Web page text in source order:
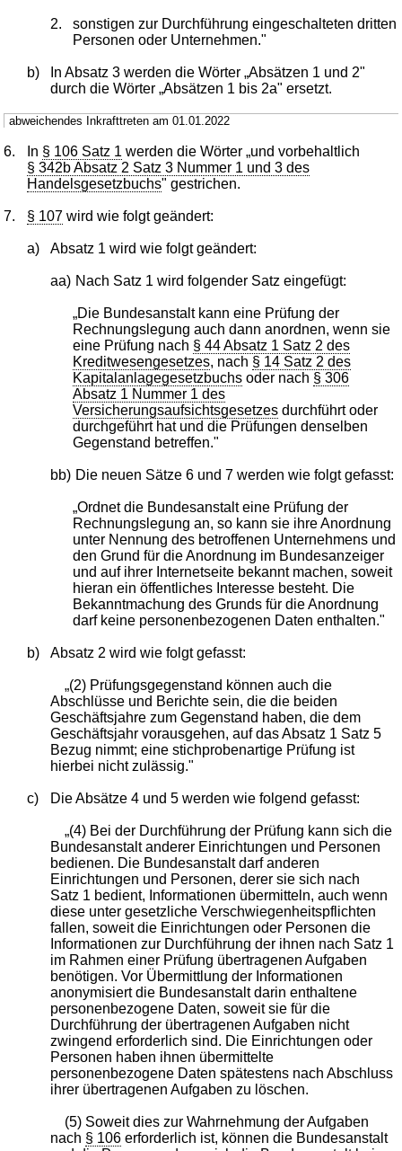
2.
sonstigen zur Durchführung eingeschalteten dritten
Personen oder Unternehmen."
b)
In Absatz 3 werden die Wörter „Absätzen 1 und 2"
durch die Wörter „Absätzen 1 bis 2a" ersetzt.
abweichendes Inkrafttreten am 01.01.2022
6. In § 106 Satz 1 werden die Wörter „und vorbehaltlich
§ 342b Absatz 2 Satz 3 Nummer 1 und 3 des
Handelsgesetzbuchs" gestrichen.
7. § 107 wird wie folgt geändert:
a) Absatz 1 wird wie folgt geändert:
aa) Nach Satz 1 wird folgender Satz eingefügt:
„Die Bundesanstalt kann eine Prüfung der
Rechnungslegung auch dann anordnen, wenn sie
eine Prüfung nach § 44 Absatz 1 Satz 2 des
Kreditwesengesetzes, nach § 14 Satz 2 des
Kapitalanlagegesetzbuchs oder nach § 306
Absatz 1 Nummer 1 des
Versicherungsaufsichtsgesetzes durchführt oder
durchgeführt hat und die Prüfungen denselben
Gegenstand betreffen."
bb) Die neuen Sätze 6 und 7 werden wie folgt gefasst:
„Ordnet die Bundesanstalt eine Prüfung der
Rechnungslegung an, so kann sie ihre Anordnung
unter Nennung des betroffenen Unternehmens und
den Grund für die Anordnung im Bundesanzeiger
und auf ihrer Internetseite bekannt machen, soweit
hieran ein öffentliches Interesse besteht. Die
Bekanntmachung des Grunds für die Anordnung
darf keine personenbezogenen Daten enthalten."
b) Absatz 2 wird wie folgt gefasst:
„(2) Prüfungsgegenstand können auch die
Abschlüsse und Berichte sein, die die beiden
Geschäftsjahre zum Gegenstand haben, die dem
Geschäftsjahr vorausgehen, auf das Absatz 1 Satz 5
Bezug nimmt; eine stichprobenartige Prüfung ist
hierbei nicht zulässig."
c) Die Absätze 4 und 5 werden wie folgend gefasst:
„(4) Bei der Durchführung der Prüfung kann sich die
Bundesanstalt anderer Einrichtungen und Personen
bedienen. Die Bundesanstalt darf anderen
Einrichtungen und Personen, derer sie sich nach
Satz 1 bedient, Informationen übermitteln, auch wenn
diese unter gesetzliche Verschwiegenheitspflichten
fallen, soweit die Einrichtungen oder Personen die
Informationen zur Durchführung der ihnen nach Satz 1
im Rahmen einer Prüfung übertragenen Aufgaben
benötigen. Vor Übermittlung der Informationen
anonymisiert die Bundesanstalt darin enthaltene
personenbezogene Daten, soweit sie für die
Durchführung der übertragenen Aufgaben nicht
zwingend erforderlich sind. Die Einrichtungen oder
Personen haben ihnen übermittelte
personenbezogene Daten spätestens nach Abschluss
ihrer übertragenen Aufgaben zu löschen.
(5) Soweit dies zur Wahrnehmung der Aufgaben
nach § 106erforderlich ist, können die Bundesanstalt